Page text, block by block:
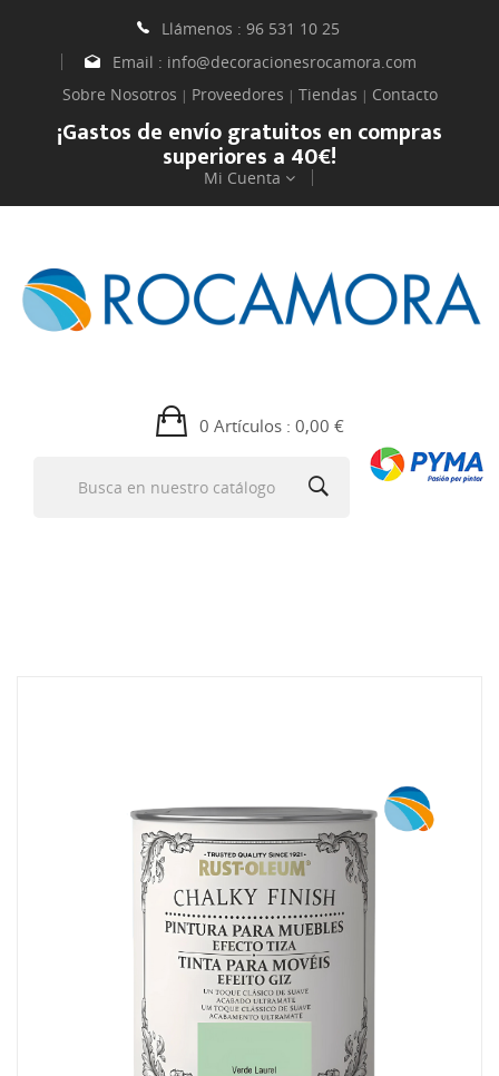
Llámenos : 96 531 10 25
Email : info@decoracionesrocamora.com
Sobre Nosotros | Proveedores | Tiendas | Contacto
¡Gastos de envío gratuitos en compras
superiores a 40€!
Mi Cuenta
0 Artículos: 0,00 €